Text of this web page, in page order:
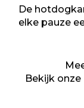
De
elke pauze
Bekijk onze